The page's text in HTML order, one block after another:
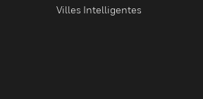
Villes Intelligentes